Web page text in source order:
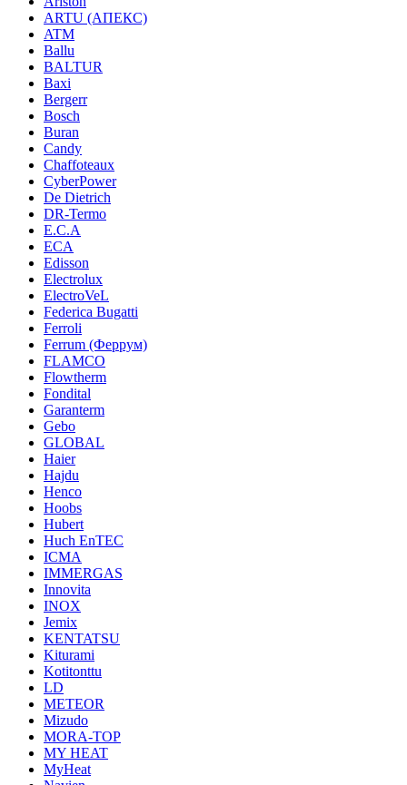
ARTU (АПЕКС)
ATM
Ballu
BALTUR
Baxi
Bergerr
Bosch
Buran
Candy
Chaffoteaux
CyberPower
De Dietrich
DR-Termo
E.C.A
ECA
Edisson
Electrolux
ElectroVeL
Federica Bugatti
Ferroli
Ferrum (Феррум)
FLAMCO
Flowtherm
Fondital
Garanterm
Gebo
GLOBAL
Haier
Hajdu
Henco
Hoobs
Hubert
Huch EnTEC
ICMA
IMMERGAS
Innovita
INOX
Jemix
KENTATSU
Kiturami
Kotitonttu
LD
METEOR
Mizudo
MORA-TOP
MY HEAT
MyHeat